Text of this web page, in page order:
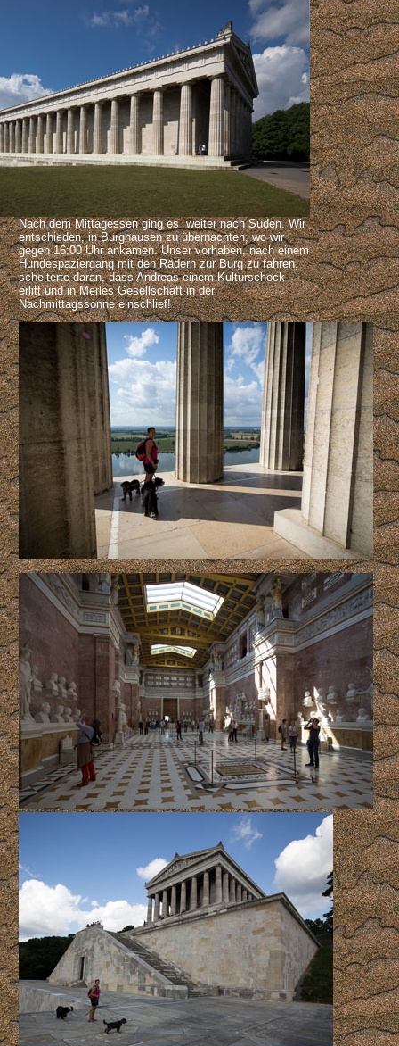
Nach dem Mittagessen ging es weiter nach Süden. Wir
entschieden, in Burghausen zu übernachten, wo wir
gegen 16:00 Uhr ankamen. Unser vorhaben, nach einem
Hundespaziergang mit den Rädern zur Burg zu fahren,
scheiterte daran, dass Andreas einem Kulturschock
erlitt und in Merles Gesellschaft in der
Nachmittagssonne einschlief!